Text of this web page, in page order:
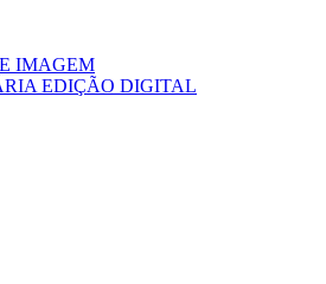
IMAGEM
EDIÇÃO DIGITAL